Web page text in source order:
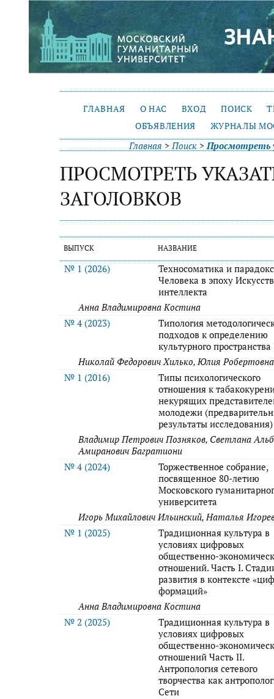
ГЛАВНАЯ О НАС ВХОД ПОИСК
ОБЪЯВЛЕНИЯ
ЖУРНАЛЫ
Главная >Поиск >Просмотреть
ПРОСМОТРЕТЬ
ЗАГОЛОВКОВ
ВЫПУСК НАЗВАНИЕ
№ 1 (2026)
Техносоматика и парадокс
Человека в эпоху
интеллекта
Анна Владимировна Костина
№ 4 (2023)
Типология
подходов к определению
культурного пространства
Николай Федорович Хилько, Юлия Робертовна
№ 1 (2016)
Типы психологического
отношения к
некурящих
молодежи
результаты исследования)
Владимир Петрович Позняков, Светлана
Амиранович Багратиони
№ 4 (2024)
Торжественное собрание,
посвященное 80-летию
Московского
университета
Игорь Михайлович Ильинский, Наталья
№ 1 (2025)
Традиционная культура в
условиях цифровых
общественно-
отношений. Часть I.
развития в контексте
формаций»
Анна Владимировна Костина
№ 2 (2025)
Традиционная культура в
условиях цифровых
общественно-
отношений Часть II.
Антропология сетевого
творчества как
Сети